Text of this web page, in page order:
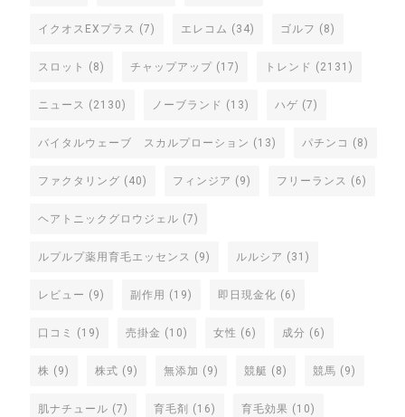
イクオスEXプラス (7) エレコム (34) ゴルフ (8)
スロット (8) チャップアップ (17) トレンド (2131)
ニュース (2130) ノーブランド (13) ハゲ (7)
バイタルウェーブ スカルプローション (13) パチンコ (8)
ファクタリング (40) フィンジア (9) フリーランス (6)
ヘアトニックグロウジェル (7)
ルプルプ薬用育毛エッセンス (9) ルルシア (31)
レビュー (9) 副作用 (19) 即日現金化 (6)
口コミ (19) 売掛金 (10) 女性 (6) 成分 (6)
株 (9) 株式 (9) 無添加 (9) 競艇 (8) 競馬 (9)
肌ナチュール (7) 育毛剤 (16) 育毛効果 (10)